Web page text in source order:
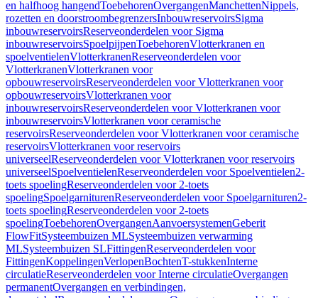
en halfhoog hangendToebehorenOvergangenManchettenNippels,
rozetten en doorstroombegrenzersInbouwreservoirsSigma
inbouwreservoirsReserveonderdelen voor Sigma
inbouwreservoirsSpoelpijpenToebehorenVlotterkranen en
spoelventielenVlotterkranenReserveonderdelen voor
VlotterkranenVlotterkranen voor
opbouwreservoirsReserveonderdelen voor Vlotterkranen voor
opbouwreservoirsVlotterkranen voor
inbouwreservoirsReserveonderdelen voor Vlotterkranen voor
inbouwreservoirsVlotterkranen voor ceramische
reservoirsReserveonderdelen voor Vlotterkranen voor ceramische
reservoirsVlotterkranen voor reservoirs
universeelReserveonderdelen voor Vlotterkranen voor reservoirs
universeelSpoelventielenReserveonderdelen voor Spoelventielen2-
toets spoelingReserveonderdelen voor 2-toets
spoelingSpoelgarniturenReserveonderdelen voor Spoelgarnituren2-
toets spoelingReserveonderdelen voor 2-toets
spoelingToebehorenOvergangenAanvoersystemenGeberit
FlowFitSysteembuizen MLSysteembuizen verwarming
MLSysteembuizen SLFittingenReserveonderdelen voor
FittingenKoppelingenVerlopenBochtenT-stukkenInterne
circulatieReserveonderdelen voor Interne circulatieOvergangen
permanentOvergangen en verbindingen,